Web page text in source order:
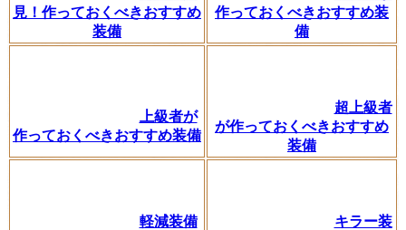
見！作っておくべきおすすめ
装備
作っておくべきおすすめ装
備
上級者が
作っておくべきおすすめ装備
超上級者
が作っておくべきおすすめ
装備
軽減装備
キラー装